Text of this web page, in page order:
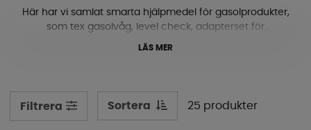
Här har vi samlat smarta hjälpmedel för gasolprodukter,
som tex gasolvåg, level check, adapterset för
gasolflaskor och mer! Se vårt sortiment här nere.
LÄS MER
Filtrera Sortera 25 produkter